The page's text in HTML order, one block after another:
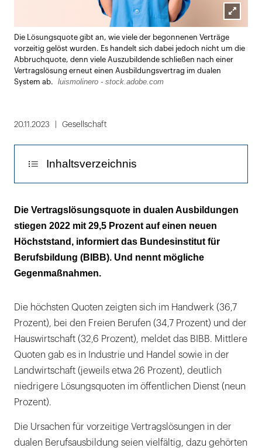
Lightbox
öffnen
Die Lösungsquote gibt an, wie viele der begonnenen Verträge
vorzeitig gelöst wurden. Es handelt sich dabei jedoch nicht um die
Abbruchquote, denn viele Auszubildende schließen nach einer
Vertragslösung erneut einen Ausbildungsvertrag im dualen
System ab.
luismolinero - stock.adobe.com
20.11.2023 Gesellschaft
Inhaltsverzeichnis
Je günstiger der Ausbildungsmarkt, desto
einfach wird aufgelöst
Die Vertragslösungsquote in dualen Ausbildungen
stiegen 2022 mit 29,5 Prozent auf einen neuen
Höchststand, informiert das Bundesinstitut für
Berufsbildung (BIBB). Und nennt mögliche
Gegenmaßnahmen.
Die höchsten Quoten zeigten sich im Handwerk (36,7
Prozent), bei den Freien Berufen (34,7 Prozent) und der
Hauswirtschaft (32,6 Prozent), meldet das BIBB. Mittlere
Quoten gab es in Industrie und Handel sowie in der
Landwirtschaft (jeweils etwa 26 Prozent), deutlich
niedrigere Lösungsquoten im öffentlichen Dienst (neun
Prozent).
Die Ursachen für vorzeitige Vertragslösungen in der
dualen Berufsausbildung seien vielfältig, dazu gehörten